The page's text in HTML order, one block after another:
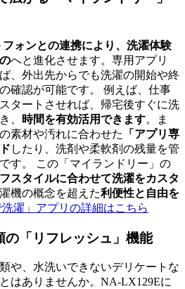
フォンとの連携により、洗濯体験
へと進化させます。専用アプリ
、外出先からでも洗濯の開始や終
確認が可能です。 例えば、仕事
タートさせれば、帰宅後すぐに洗
、
時間を有効活用できます。ま
素材や汚れに合わせた
「アプリ専
したり、洗剤や柔軟剤の残量を管
す。 この「マイランドリー」の
スタイルに合わせて洗濯をカスタ
機の概念を超えた利便性と自由を
洗濯」アプリの詳細はこちら
「リフレッシュ」機能
や、水洗いできないデリケートな
はありませんか。NA-LX129Eに